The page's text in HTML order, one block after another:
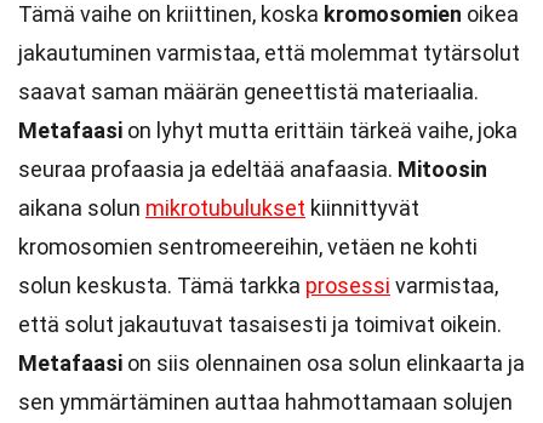
Tämä vaihe on kriittinen, koska kromosomien oikea
jakautuminen varmistaa, että molemmat tytärsolut
saavat saman määrän geneettistä materiaalia.
Metafaasi on lyhyt mutta erittäin tärkeä vaihe, joka
seuraa profaasia ja edeltää anafaasia. Mitoosin
aikana solun mikrotubulukset kiinnittyvät
kromosomien sentromeereihin, vetäen ne kohti
solun keskusta. Tämä tarkka prosessi varmistaa,
että solut jakautuvat tasaisesti ja toimivat oikein.
Metafaasi on siis olennainen osa solun elinkaarta ja
sen ymmärtäminen auttaa hahmottamaan solujen